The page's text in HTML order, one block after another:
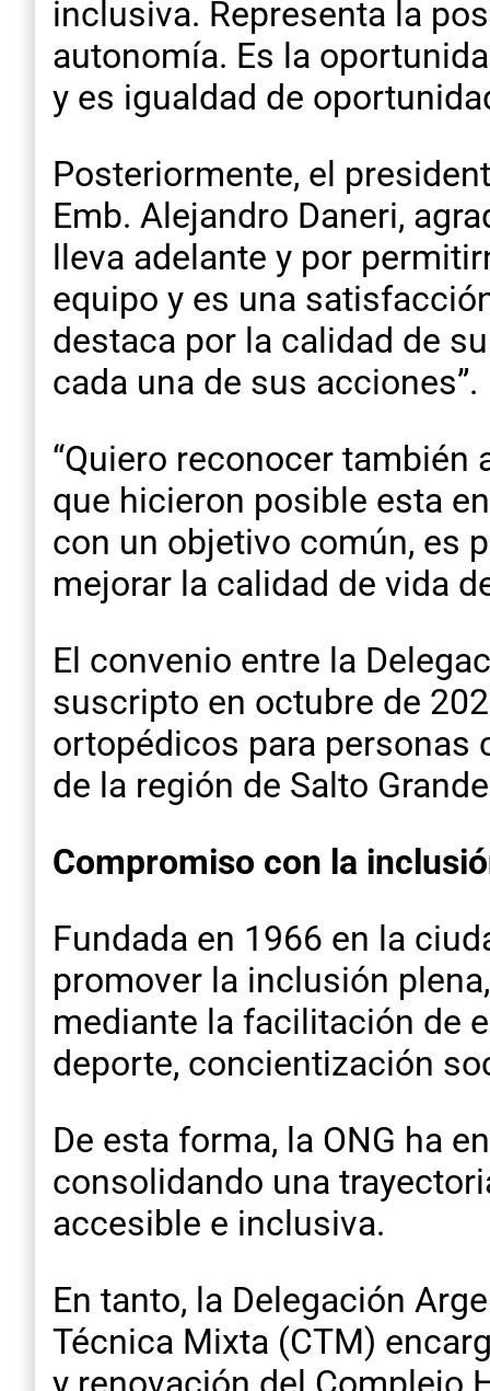
inclusiva. Representa la
autonomía. Es la
y es igualdad de
Posteriormente, el
Emb. Alejandro Daneri,
lleva adelante y por
equipo y es una
destaca por la calidad de
cada una de sus acciones”.
“Quiero reconocer también
que hicieron posible esta
con un objetivo común, es
mejorar la calidad de vida
El convenio entre la
suscripto en octubre de
ortopédicos para personas
de la región de Salto
Compromiso con la
Fundada en 1966 en la
promover la inclusión
mediante la facilitación de
deporte, concientización
De esta forma, la ONG ha
consolidando una
accesible e inclusiva.
En tanto, la Delegación
Técnica Mixta (CTM)